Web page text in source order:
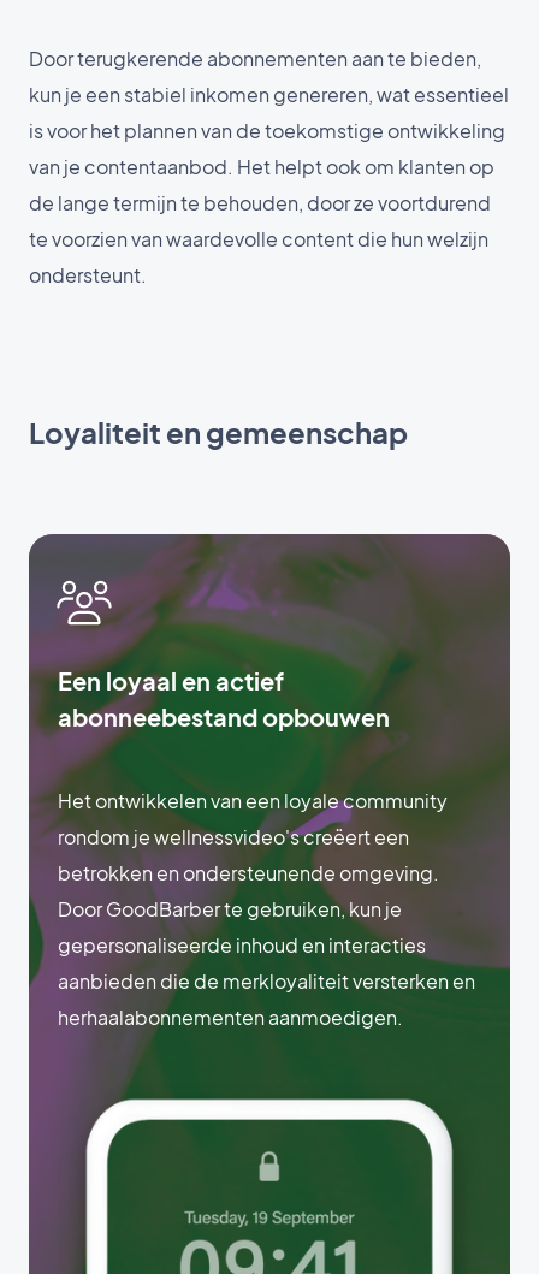
Door terugkerende abonnementen aan te bieden,
kun je een stabiel inkomen genereren, wat essentieel
is voor het plannen van de toekomstige ontwikkeling
van je contentaanbod. Het helpt ook om klanten op
de lange termijn te behouden, door ze voortdurend
te voorzien van waardevolle content die hun welzijn
ondersteunt.
Loyaliteit en gemeenschap
Een loyaal en actief
abonneebestand opbouwen
Het ontwikkelen van een loyale community
rondom je wellnessvideo's creëert een
betrokken en ondersteunende omgeving.
Door GoodBarber te gebruiken, kun je
gepersonaliseerde inhoud en interacties
aanbieden die de merkloyaliteit versterken en
herhaalabonnementen aanmoedigen.